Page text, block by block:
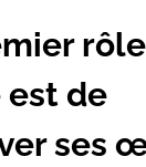
rôle
est de
ses